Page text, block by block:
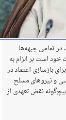
تمامی جبهه‌ها
خود است بر الزام به
بازسازی اعتماد در
و نیروهای مسلح
نقض تعهدی از